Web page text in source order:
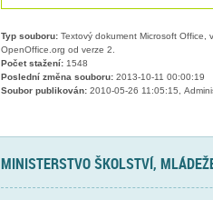
Typ souboru:Textový dokument Microsoft Office,
OpenOffice.org od verze 2.
Počet stažení:1548
Poslední změna souboru:2013-10-11 00:00:19
Soubor publikován:2010-05-26 11:05:15,
MINISTERSTVO ŠKOLSTVÍ,